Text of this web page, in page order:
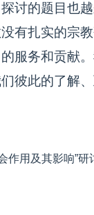
讨的题目也
有扎实的宗
服务和贡献
彼此的了解、
作用及其影响”研